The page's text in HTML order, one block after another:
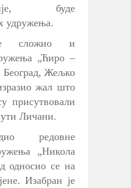
буде
удружења.
сложио и
„Ћиро –
Жељко
жал што
присутвовали
Личани.
редовне
„Никола
односио се на
Изабран је